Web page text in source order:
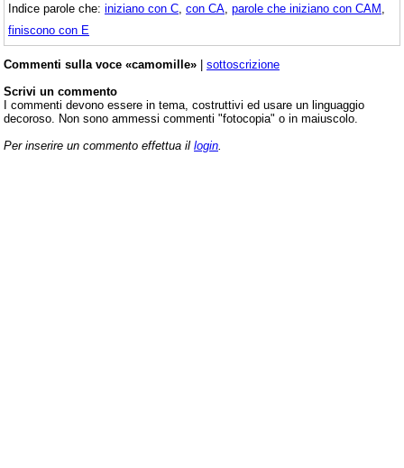
Indice parole che: iniziano con C con CA parole che iniziano con CAM
finiscono con E
Commenti sulla voce «camomille» | sottoscrizione
Scrivi un commento
I commenti devono essere in tema, costruttivi ed usare un linguaggio
decoroso. Non sono ammessi commenti "fotocopia" o in maiuscolo.
Per inserire un commento effettua il login